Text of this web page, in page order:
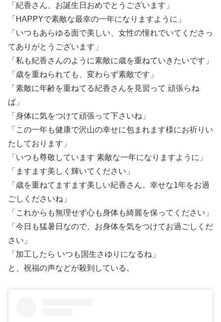
「紀香さん、お誕生日おめでとうございます」
「HAPPYで素敵な最幸の一年になりますように」
「いつもあらゆる面で美しい、女性の憧れでいてくださっ
てありがとうございます」
「私も紀香さんのように素敵に歳を重ねていきたいです」
「歳を重ねられても、変わらず素敵です」
「素敵に年齢を重ねてる紀香さんを見習って 頑張らね
ば」
「身体に気をつけて頑張って下さいね」
「この一年も健康で沢山の幸せに包まれます様にお祈りい
たしております」
「いつも尊敬しています 素敵な一年になりますように」
「ますます美しく輝いてください」
「歳を重ねてますます美しい紀香さん。幸せな1年をお過
ごしくださいね」
「これからも無理せず心も身体も綺麗を保ってください」
「今日も猛暑日なので、お身体を気をつけてお過ごしくだ
さい」
「加工したら いつも国生さゆりになるね」
と、祝福の声などが殺到している。